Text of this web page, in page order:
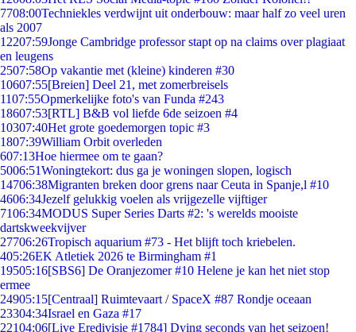
7708:00Techniekles verdwijnt uit onderbouw: maar half zo veel uren
als 2007
12207:59Jonge Cambridge professor stapt op na claims over plagiaat
en leugens
2507:58Op vakantie met (kleine) kinderen #30
10607:55[Breien] Deel 21, met zomerbreisels
1107:55Opmerkelijke foto's van Funda #243
18607:53[RTL] B&B vol liefde 6de seizoen #4
10307:40Het grote goedemorgen topic #3
1807:39William Orbit overleden
607:13Hoe hiermee om te gaan?
5006:51Woningtekort: dus ga je woningen slopen, logisch
14706:38Migranten breken door grens naar Ceuta in Spanje,l #10
4606:34Jezelf gelukkig voelen als vrijgezelle vijftiger
7106:34MODUS Super Series Darts #2: 's werelds mooiste
dartskweekvijver
27706:26Tropisch aquarium #73 - Het blijft toch kriebelen.
405:26EK Atletiek 2026 te Birmingham #1
19505:16[SBS6] De Oranjezomer #10 Helene je kan het niet stop
ermee
24905:15[Centraal] Ruimtevaart / SpaceX #87 Rondje oceaan
23304:34Israel en Gaza #17
22104:06[Live Eredivisie #1784] Dying seconds van het seizoen!